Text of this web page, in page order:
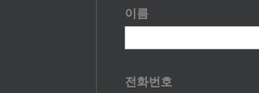
이름
전화번호